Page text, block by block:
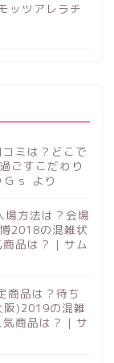
ッツアレラチ
ミは？どこで
ごすこだわり
ｓ
より
方法は？会場
2018の混雑状
商品は？ | サム
商品は？待ち
阪)2019の混雑
商品は？ | サ